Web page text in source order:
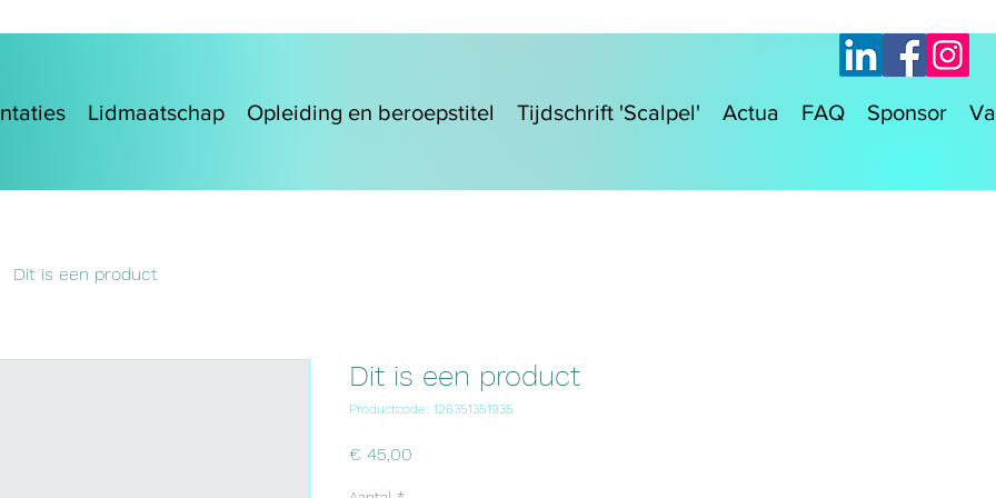
Lidmaatschap Opleiding en beroepstitel Tijdschrift 'Scalpel' Actua FAQ Sponsor
Dit is een product
Dit is een product
Productcode: 126351351935
€ 45,00